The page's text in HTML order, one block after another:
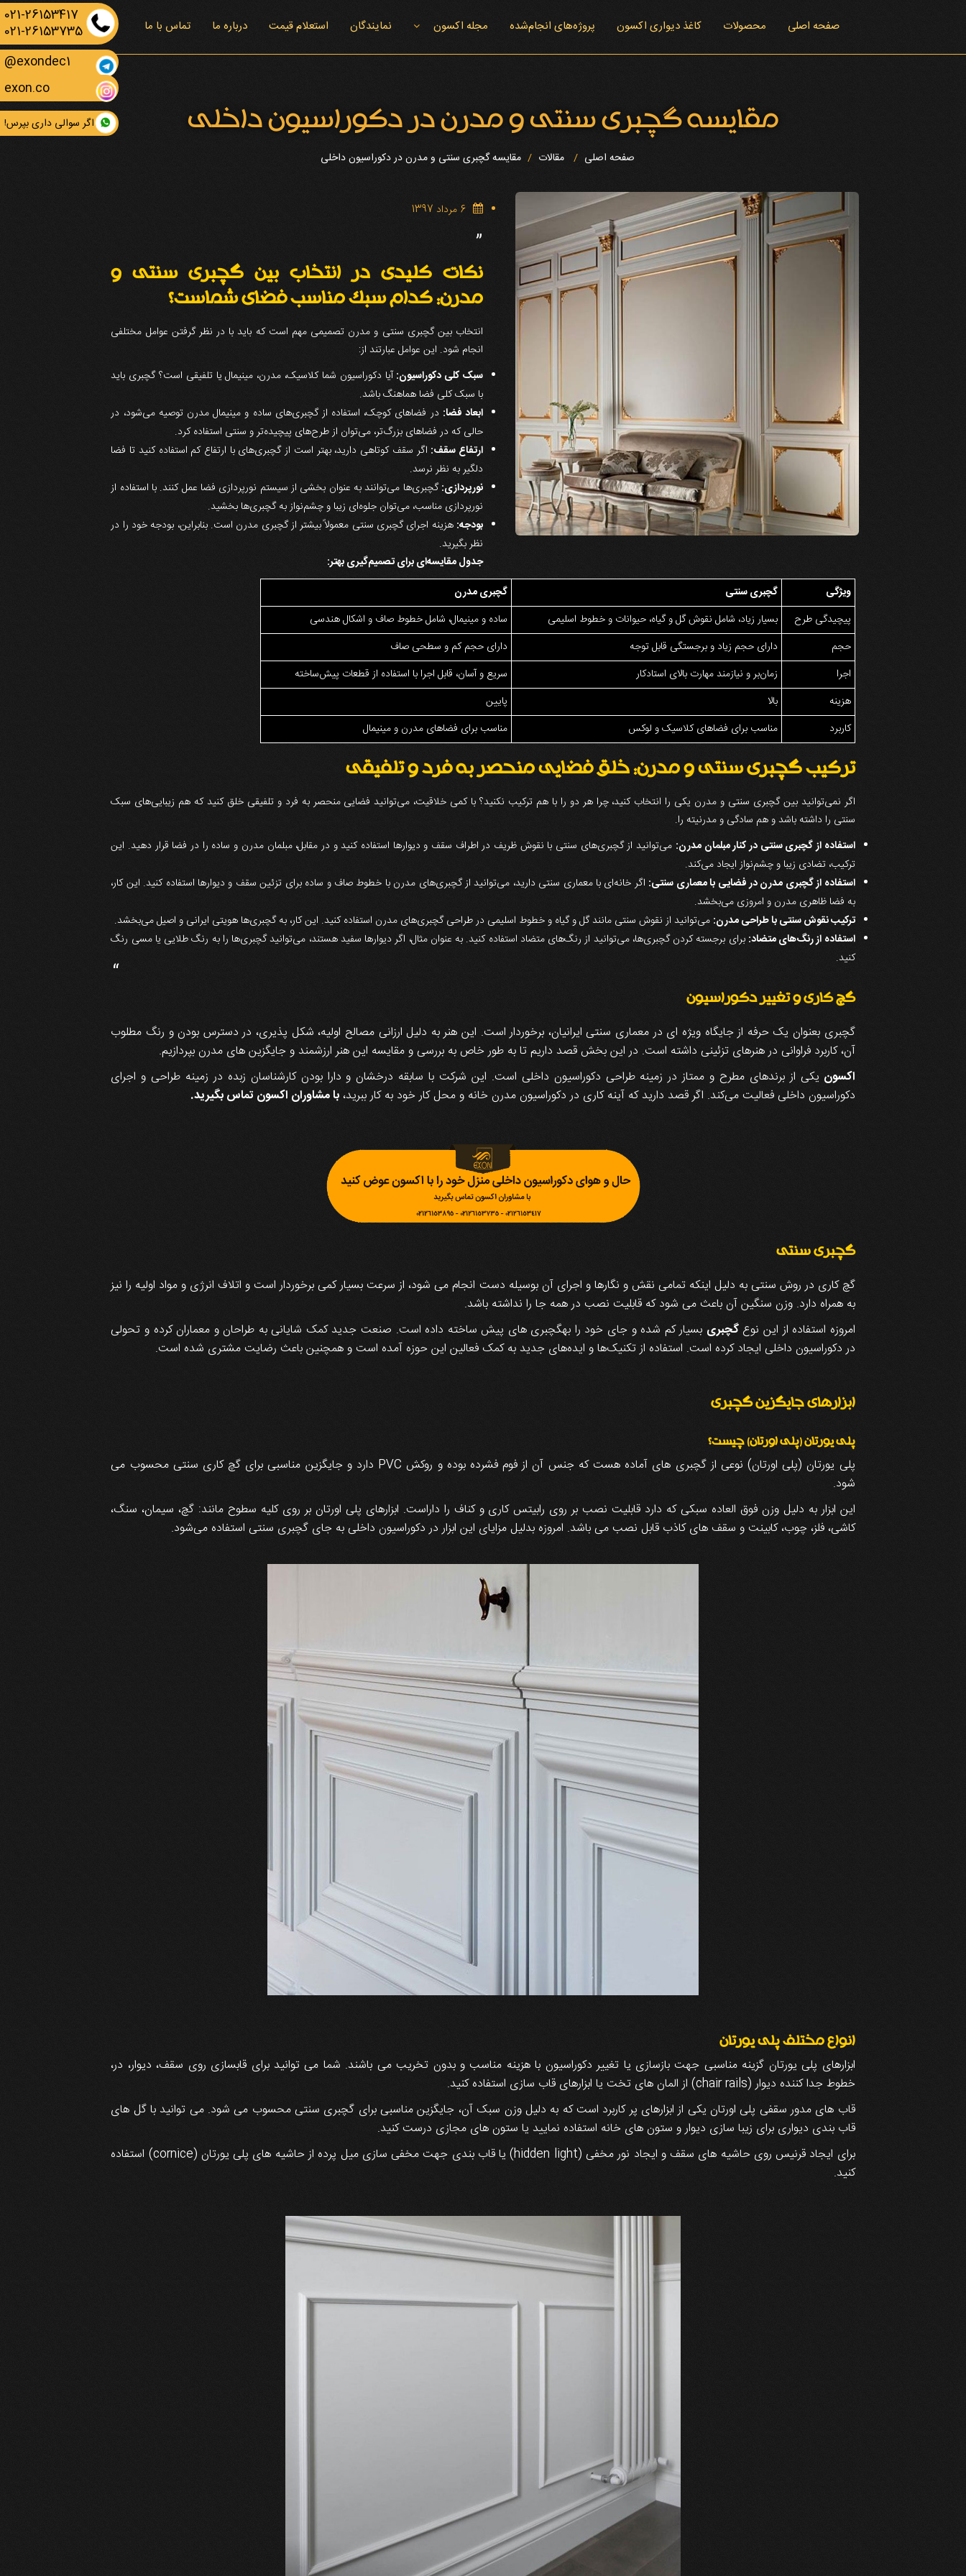
صفحه اصلی محصولات کاغذ دیواری اکسون پروژه‌های انجام‌شده
مجله اکسون
نمایندگان استعلام قیمت درباره ما تماس با ما
مقایسه گچبری سنتی و مدرن در دکوراسیون داخلی
صفحه اصلی مقالات مقایسه گچبری سنتی و مدرن در دکوراسیون داخلی
6 مرداد 1397
”
نکات کلیدی در انتخاب بین گچبری سنتی و
مدرن: کدام سبک مناسب فضای شماست؟
انتخاب بین گچبری سنتی و مدرن تصمیمی مهم است که باید با در نظر گرفتن عوامل مختلفی
انجام شود. این عوامل عبارتند از:
سبک کلی دکوراسیون:آیا دکوراسیون شما کلاسیک، مدرن، مینیمال یا تلفیقی است؟ گچبری باید
با سبک کلی فضا هماهنگ باشد.
ابعاد فضا: در فضاهای کوچک، استفاده از گچبری‌های ساده و مینیمال مدرن توصیه می‌شود، در
حالی که در فضاهای بزرگ‌تر، می‌توان از طرح‌های پیچیده‌تر و سنتی استفاده کرد.
ارتفاع سقف: اگر سقف کوتاهی دارید، بهتر است از گچبری‌های با ارتفاع کم استفاده کنید تا فضا
دلگیر به نظر نرسد.
نورپردازی:گچبری‌ها می‌توانند به عنوان بخشی از سیستم نورپردازی فضا عمل کنند. با استفاده از
نورپردازی مناسب، می‌توان جلوه‌ای زیبا و چشم‌نواز به گچبری‌ها بخشید.
بودجه: هزینه اجرای گچبری سنتی معمولاً بیشتر از گچبری مدرن است. بنابراین، بودجه خود را در
نظر بگیرید.
جدول مقایسه‌ای برای تصمیم‌گیری بهتر:
ویژگی
گچبری سنتی
گچبری مدرن
پیچیدگی طرح
بسیار زیاد، شامل نقوش گل و گیاه، حیوانات و خطوط اسلیمی
ساده و مینیمال، شامل خطوط صاف و اشکال هندسی
حجم
دارای حجم زیاد و برجستگی قابل توجه
دارای حجم کم و سطحی صاف
اجرا
زمان‌بر و نیازمند مهارت بالای استادکار
سریع و آسان، قابل اجرا با استفاده از قطعات پیش‌ساخته
هزینه
بالا
پایین
کاربرد
مناسب برای فضاهای کلاسیک و لوکس مناسب برای فضاهای مدرن و مینیمال
ترکیب گچبری سنتی و مدرن: خلق فضایی منحصر به فرد و تلفیقی
اگر نمی‌توانید بین گچبری سنتی و مدرن یکی را انتخاب کنید، چرا هر دو را با هم ترکیب نکنید؟ با کمی خلاقیت، می‌توانید فضایی منحصر به فرد و تلفیقی خلق کنید که هم زیبایی‌های سبک
سنتی را داشته باشد و هم سادگی و مدرنیته را.
استفاده از گچبری سنتی در کنار مبلمان مدرن: می‌توانید از گچبری‌های سنتی با نقوش ظریف در اطراف سقف و دیوارها استفاده کنید و در مقابل، مبلمان مدرن و ساده را در فضا قرار دهید. این
ترکیب، تضادی زیبا و چشم‌نواز ایجاد می‌کند.
استفاده از گچبری مدرن در فضایی با معماری سنتی: اگر خانه‌ای با معماری سنتی دارید، می‌توانید از گچبری‌های مدرن با خطوط صاف و ساده برای تزئین سقف و دیوارها استفاده کنید. این کار،
به فضا ظاهری مدرن و امروزی می‌بخشد.
ترکیب نقوش سنتی با طراحی مدرن: می‌توانید از نقوش سنتی مانند گل و گیاه و خطوط اسلیمی در طراحی گچبری‌های مدرن استفاده کنید. این کار، به گچبری‌ها هویتی ایرانی و اصیل می‌بخشد.
استفاده از رنگ‌های متضاد: برای برجسته کردن گچبری‌ها، می‌توانید از رنگ‌های متضاد استفاده کنید. به عنوان مثال، اگر دیوارها سفید هستند، می‌توانید گچبری‌ها را به رنگ طلایی یا مسی رنگ
کنید.
“
گچ کاری و تغییر دکوراسیون
گچبری بعنوان یک حرفه از جایگاه ویژه ای در معماری سنتی ایرانیان، برخوردار است. این هنر به دلیل ارزانی مصالح اولیه، شکل پذیری، در دسترس بودن و رنگ مطلوب
آن، کاربرد فراوانی در هنرهای تزئینی داشته است. در این بخش قصد داریم تا به طور خاص به بررسی و مقایسه این هنر ارزشمند و جایگزین های مدرن بپردازیم.
اکسون یکی از برندهای مطرح و ممتاز در زمینه طراحی دکوراسیون داخلی است. این شرکت با سابقه درخشان و دارا بودن کارشناسان زبده در زمینه طراحی و اجرای
دکوراسیون داخلی فعالیت می‌کند. اگر قصد دارید که آینه کاری در دکوراسیون مدرن خانه و محل کار خود به کار ببرید،با مشاوران اکسون تماس بگیرید.
گچبری سنتی
گچ کاری در روش سنتی به دلیل اینکه تمامی نقش و نگارها و اجرای آن بوسیله دست انجام می شود، از سرعت بسیار کمی برخوردار است و اتلاف انرژی و مواد اولیه را نیز
به همراه دارد. وزن سنگین آن باعث می شود که قابلیت نصب در همه جا را نداشته باشد.
امروزه استفاده از این نوعگچبری بسیار کم شده و جای خود را بهگچبری های پیش ساخته داده است. صنعت جدید کمک شایانی به طراحان و معماران کرده و تحولی
در دکوراسیون داخلی ایجاد کرده است. استفاده از تکنیک‌ها و ایده‌های جدید به کمک فعالین این حوزه آمده است و همچنین باعث رضایت مشتری شده است.
ابزارهای جایگزین گچبری
پلی یورتان (پلی اورتان) چیست؟
پلی یورتان (پلی اورتان) نوعی از گچبری های آماده هست که جنس آن از فوم فشرده بوده و روکش PVC دارد و جایگزین مناسبی برای گچ کاری سنتی محسوب می
شود.
این ابزار به دلیل وزن فوق العاده سبکی که دارد قابلیت نصب بر روی رابیتس کاری و کناف را داراست. ابزارهای پلی اورتان بر روی کلیه سطوح مانند: گچ، سیمان، سنگ،
کاشی، فلز، چوب، کابینت و سقف های کاذب قابل نصب می باشد. امروزه بدلیل مزایای این ابزار در دکوراسیون داخلی به جای گچبری سنتی استفاده می‌شود.
انواع مختلف پلی یورتان
ابزارهای پلی یورتان گزینه مناسبی جهت بازسازی یا تغییر دکوراسیون با هزینه مناسب و بدون تخریب می باشند. شما می توانید برای قابسازی روی سقف، دیوار، در،
خطوط جدا کننده دیوار (chair rails) از المان های تخت یا ابزارهای قاب سازی استفاده کنید.
قاب های مدور سقفی پلی اورتان یکی از ابزارهای پر کاربرد است که به دلیل وزن سبک آن، جایگزین مناسبی برای گچبری سنتی محسوب می شود. می توانید با گل های
قاب بندی دیواری برای زیبا سازی دیوار و ستون های خانه استفاده نمایید یا ستون های مجازی درست کنید.
برای ایجاد قرنیس روی حاشیه های سقف و ایجاد نور مخفی (hidden light) یا قاب بندی جهت مخفی سازی میل پرده از حاشیه های پلی یورتان (cornice) استفاده
کنید.
021-26153417
021-26153735
exondec1@
exon.co
اگر سوالی داری بپرس!